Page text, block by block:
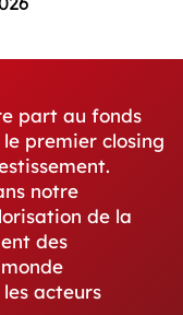
part au fonds
premier closing
.
notre
de la
des
acteurs